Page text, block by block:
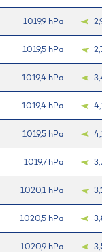
1019,9 hPa 2,9
1019,5 hPa 2,7
1019,4 hPa 3,4
1019,4 hPa 4,2
1019,5 hPa 4,1
1019,7 hPa 3,7
1020,1 hPa 3,2
1020,5 hPa 3,8
1020,9 hPa 3,5